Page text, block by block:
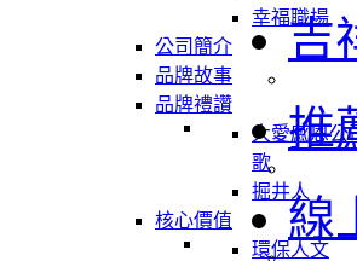
幸福職場
公司簡介
品牌故事
品牌禮讚
大愛感恩公
歌
掘井人
核心價值
環保人文
吉
推
線